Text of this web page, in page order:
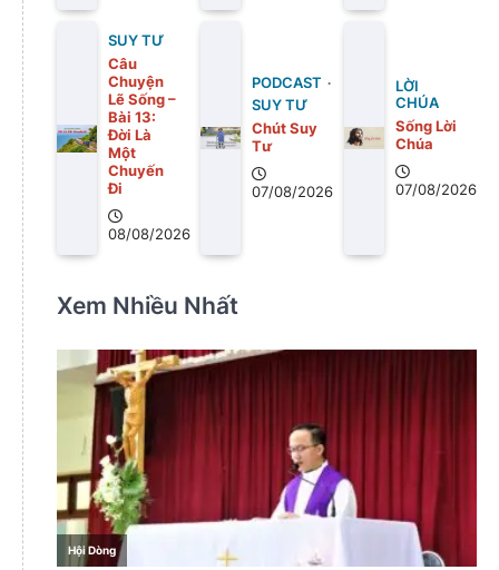
SUY TƯ
Câu
Chuyện
Lẽ Sống –
Bài 13:
Ðời Là
Một
Chuyến
Ði
08/08/2026
PODCAST
SUY TƯ
Chút Suy
Tư
07/08/2026
LỜI
CHÚA
Sống Lời
Chúa
07/08/2026
Xem Nhiều Nhất